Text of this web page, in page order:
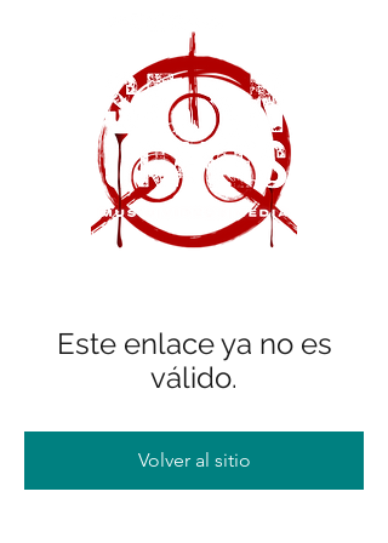
Este enlace ya no es
válido.
Volver al sitio